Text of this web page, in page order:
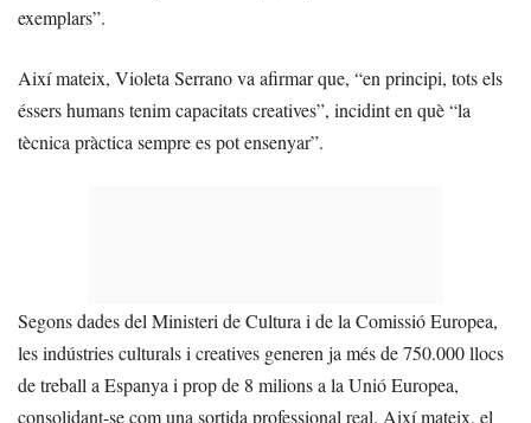
exemplars”.
Així mateix, Violeta Serrano va afirmar que, “en principi, tots els
éssers humans tenim capacitats creatives”, incidint en què “la
tècnica pràctica sempre es pot ensenyar”.
Segons dades del Ministeri de Cultura i de la Comissió Europea,
les indústries culturals i creatives generen ja més de 750.000 llocs
de treball a Espanya i prop de 8 milions a la Unió Europea,
consolidant-se com una sortida professional real. Així mateix, el